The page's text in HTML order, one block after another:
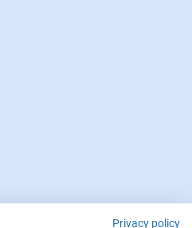
Privacy policy